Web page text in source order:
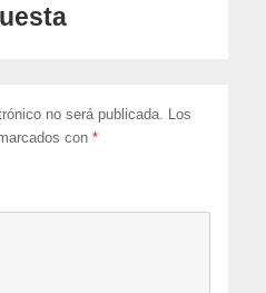
no será publicada.
Los
con*